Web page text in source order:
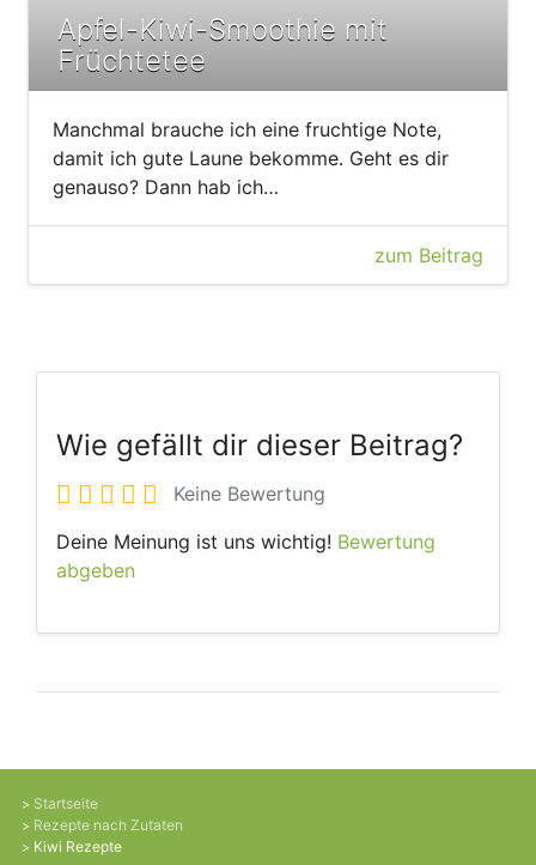
Apfel-Kiwi-Smoothie mit
Früchtetee
Manchmal brauche ich eine fruchtige Note,
damit ich gute Laune bekomme. Geht es dir
genauso? Dann hab ich…
zum Beitrag
Wie gefällt dir dieser Beitrag?
Keine Bewertung
Deine Meinung ist uns wichtig! Bewertung
abgeben
Startseite
Rezepte nach Zutaten
Kiwi Rezepte